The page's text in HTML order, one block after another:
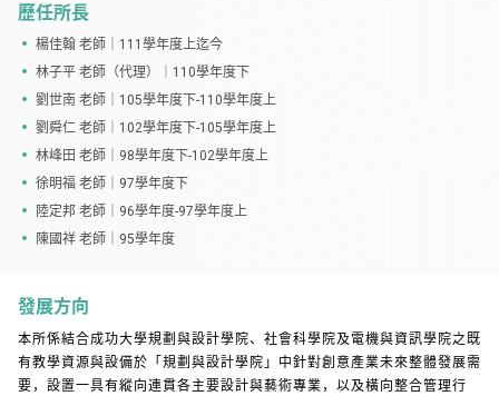
歷任所長
楊佳翰 老師｜111學年度上迄今
林子平 老師（代理）｜110學年度下
劉世南 老師｜105學年度下-110學年度上
劉舜仁 老師｜102學年度下-105學年度上
林峰田 老師｜98學年度下-102學年度上
徐明福 老師｜97學年度下
陸定邦 老師｜96學年度-97學年度上
陳國祥 老師｜95學年度
發展方向
本所係結合成功大學規劃與設計學院、社會科學院及電機與資訊學院之既
有教學資源與設備於「規劃與設計學院」中針對創意產業未來整體發展需
要，設置一具有縱向連貫各主要設計與藝術專業，以及橫向整合管理行